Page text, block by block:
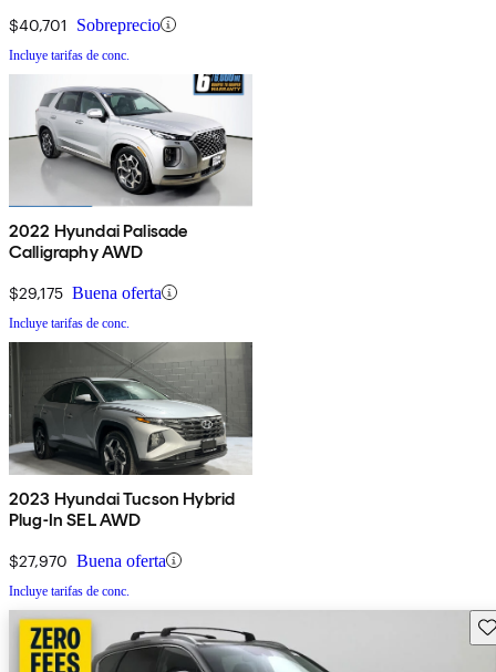
$40,701 Sobreprecio
Incluye tarifas de conc.
2022 Hyundai Palisade
Calligraphy AWD
$29,175 Buena oferta
Incluye tarifas de conc.
2023 Hyundai Tucson Hybrid
Plug-In SEL AWD
$27,970 Buena oferta
Incluye tarifas de conc.